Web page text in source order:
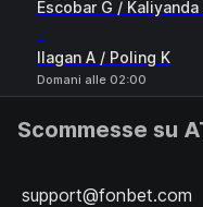
Escobar G / Kaliyanda
-
Ilagan A / Poling K
Domani alle 02:00
Scommesse su
support@fonbet.com